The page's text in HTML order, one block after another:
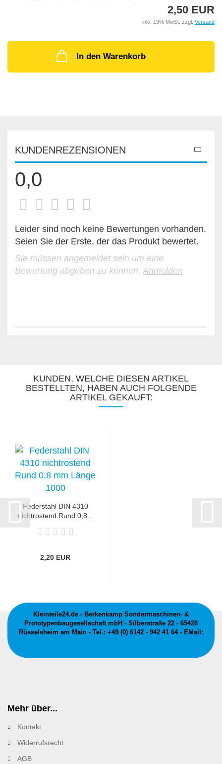
2,50 EUR
inkl. 19% MwSt. zzgl. Versand
In den Warenkorb
KUNDENREZENSIONEN
0,0
Leider sind noch keine Bewertungen vorhanden.
Seien Sie der Erste, der das Produkt bewertet.
Sie müssen angemeldet sein um eine
Bewertung abgeben zu können. Anmelden
KUNDEN, WELCHE DIESEN ARTIKEL
BESTELLTEN, HABEN AUCH FOLGENDE
ARTIKEL GEKAUFT:
Federstahl DIN 4310
nichtrostend Rund 0,8...
2,20 EUR
Kleinteile24.de - Berkenkamp Sondermaschinen- &
Prototypenbaugesellschaft mbH - Silberstraße 22 - 65428
Rüsselsheim am Main - Tel.: +49 (0) 6142 - 942 41 64 - EMail:
Mehr über...
Kontakt
Widerrufsrecht
AGB